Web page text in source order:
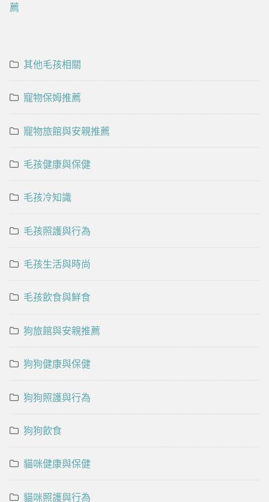
薦
其他毛孩相關
寵物保姆推薦
寵物旅館與安親推薦
毛孩健康與保健
毛孩冷知識
毛孩照護與行為
毛孩生活與時尚
毛孩飲食與鮮食
狗旅館與安親推薦
狗狗健康與保健
狗狗照護與行為
狗狗飲食
貓咪健康與保健
貓咪照護與行為